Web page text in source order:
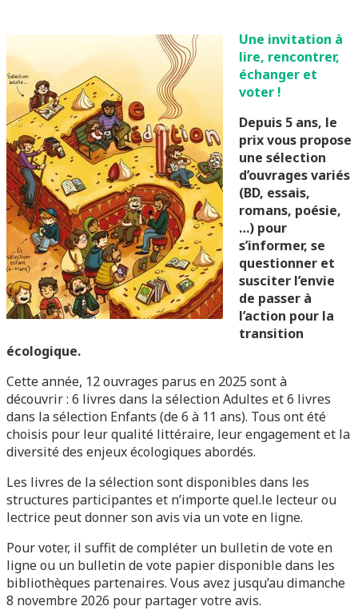
Une invitation à
lire, rencontrer,
échanger et
voter !
Depuis 5 ans, le
prix vous propose
une sélection
d’ouvrages variés
(BD, essais,
romans, poésie,
…) pour
s’informer, se
questionner et
susciter l’envie
de passer à
l’action pour la
transition
écologique.
Cette année, 12 ouvrages parus en 2025 sont à
découvrir : 6 livres dans la sélection Adultes et 6 livres
dans la sélection Enfants (de 6 à 11 ans). Tous ont été
choisis pour leur qualité littéraire, leur engagement et la
diversité des enjeux écologiques abordés.
Les livres de la sélection sont disponibles dans les
structures participantes et n’importe quel.le lecteur ou
lectrice peut donner son avis via un vote en ligne.
Pour voter, il suffit de compléter un bulletin de vote en
ligne ou un bulletin de vote papier disponible dans les
bibliothèques partenaires. Vous avez jusqu’au dimanche
8 novembre 2026 pour partager votre avis.